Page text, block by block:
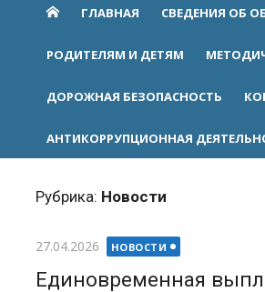
ГЛАВНАЯ СВЕДЕНИЯ ОБ
РОДИТЕЛЯМ И ДЕТЯМ
ДОРОЖНАЯ БЕЗОПАСНОСТЬ
АНТИКОРРУПЦИОННАЯ
Рубрика: Новости
Опубликовано
27.04.2026 НОВОСТИ
Единовременная